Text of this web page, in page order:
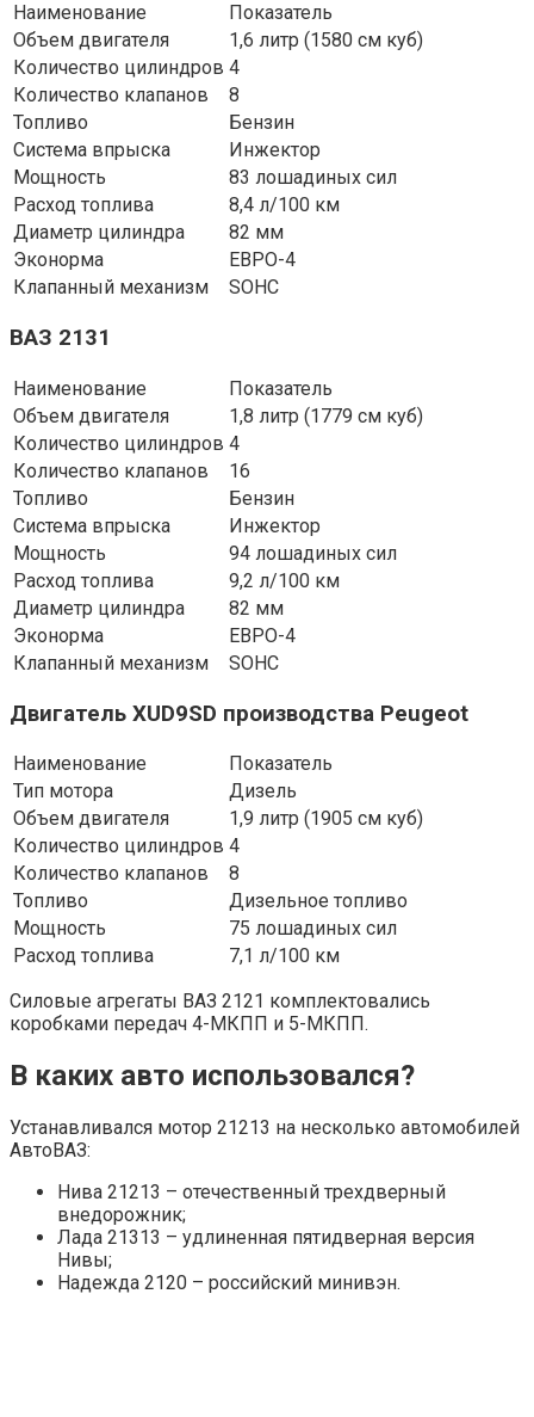
Наименование
Показатель
Объем двигателя
1,6 литр (1580 см куб)
Количество цилиндров 4
Количество клапанов
8
Топливо
Бензин
Система впрыска
Инжектор
Мощность
83 лошадиных сил
Расход топлива
8,4 л/100 км
Диаметр цилиндра
82 мм
Эконорма
ЕВРО-4
Клапанный механизм
SOHC
ВАЗ 2131
Наименование
Показатель
Объем двигателя
1,8 литр (1779 см куб)
Количество цилиндров 4
Количество клапанов
16
Топливо
Бензин
Система впрыска
Инжектор
Мощность
94 лошадиных сил
Расход топлива
9,2 л/100 км
Диаметр цилиндра
82 мм
Эконорма
ЕВРО-4
Клапанный механизм
SOHC
Двигатель XUD9SD производства Peugeot
Наименование
Показатель
Тип мотора
Дизель
Объем двигателя
1,9 литр (1905 см куб)
Количество цилиндров 4
Количество клапанов
8
Топливо
Дизельное топливо
Мощность
75 лошадиных сил
Расход топлива
7,1 л/100 км
Силовые агрегаты ВАЗ 2121 комплектовались
коробками передач 4-МКПП и 5-МКПП.
В каких авто использовался?
Устанавливался мотор 21213 на несколько автомобилей
АвтоВАЗ:
Нива 21213 – отечественный трехдверный
внедорожник;
Лада 21313 – удлиненная пятидверная версия
Нивы;
Надежда 2120 – российский минивэн.